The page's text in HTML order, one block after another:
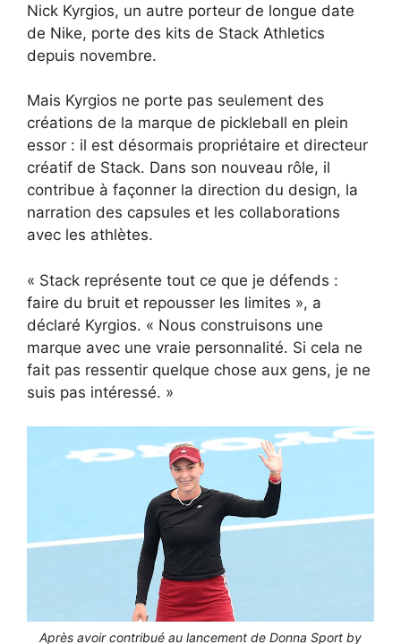
Nick Kyrgios, un autre porteur de longue date
de Nike, porte des kits de Stack Athletics
depuis novembre.
Mais Kyrgios ne porte pas seulement des
créations de la marque de pickleball en plein
essor : il est désormais propriétaire et directeur
créatif de Stack. Dans son nouveau rôle, il
contribue à façonner la direction du design, la
narration des capsules et les collaborations
avec les athlètes.
« Stack représente tout ce que je défends :
faire du bruit et repousser les limites », a
déclaré Kyrgios. « Nous construisons une
marque avec une vraie personnalité. Si cela ne
fait pas ressentir quelque chose aux gens, je ne
suis pas intéressé. »
Après avoir contribué au lancement de Donna Sport by